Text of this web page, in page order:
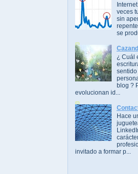
veces
sin
se
¿ Cuál
blog ?
evolucionan id...
Hace
invitado a formar p...